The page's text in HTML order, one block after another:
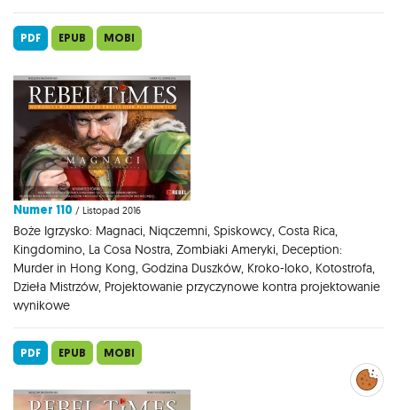
PDF EPUB MOBI
Numer 110 / Listopad 2016
Boże Igrzysko: Magnaci, Niqczemni, Spiskowcy, Costa Rica,
Kingdomino, La Cosa Nostra, Zombiaki Ameryki, Deception:
Murder in Hong Kong, Godzina Duszków, Kroko-loko, Kotostrofa,
Dzieła Mistrzów, Projektowanie przyczynowe kontra projektowanie
wynikowe
PDF EPUB MOBI
Zarządzaj
preferencjami
cookies